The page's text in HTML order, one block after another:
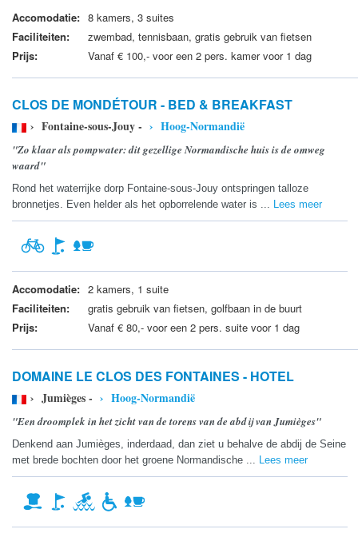
Accomodatie: 8 kamers, 3 suites
Faciliteiten:
zwembad, tennisbaan, gratis gebruik van fietsen
Prijs:
Vanaf € 100,- voor een 2 pers. kamer voor 1 dag
CLOS DE MONDÉTOUR - BED & BREAKFAST
› Fontaine-sous-Jouy - › Hoog-Normandië
"Zo klaar als pompwater: dit gezellige Normandische huis is de omweg
waard"
Rond het waterrijke dorp Fontaine-sous-Jouy ontspringen talloze
bronnetjes. Even helder als het opborrelende water is ... Lees meer
Accomodatie: 2 kamers, 1 suite
Faciliteiten:
gratis gebruik van fietsen, golfbaan in de buurt
Prijs:
Vanaf € 80,- voor een 2 pers. suite voor 1 dag
DOMAINE LE CLOS DES FONTAINES - HOTEL
› Jumièges - › Hoog-Normandië
"Een droomplek in het zicht van de torens van de abdij van Jumièges"
Denkend aan Jumièges, inderdaad, dan ziet u behalve de abdij de Seine
met brede bochten door het groene Normandische ... Lees meer